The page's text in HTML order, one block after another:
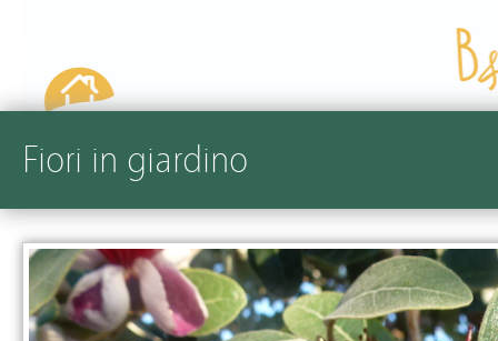
B&B La Casa sul Colle
Fiori in giardino